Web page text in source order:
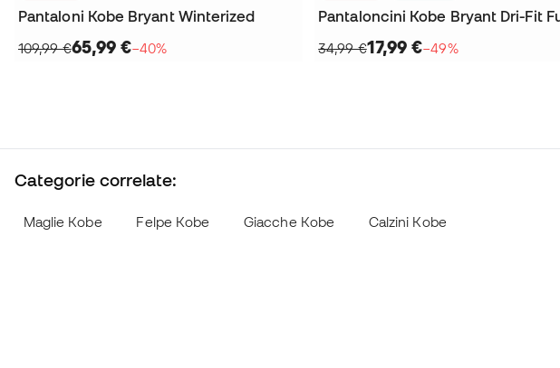
Pantaloni Kobe Bryant Winterized
109,99 €65,99 €−40%
34,99 €17,99 €−49%
Categorie correlate:
Maglie Kobe Felpe Kobe Giacche Kobe Calzini Kobe